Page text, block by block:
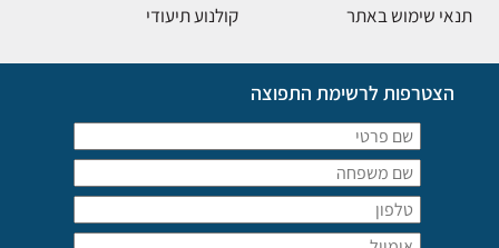
תנאי שימוש באתר
קולנוע תיעודי
הצטרפות לרשימת התפוצה